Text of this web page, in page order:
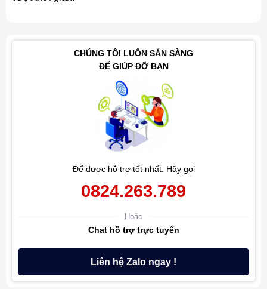
CHÚNG TÔI LUÔN SẴN SÀNG
ĐỂ GIÚP ĐỠ BẠN
Để được hỗ trợ tốt nhất. Hãy gọi
0824.263.789
Hoặc
Chat hỗ trợ trực tuyến
Liên hệ Zalo ngay !